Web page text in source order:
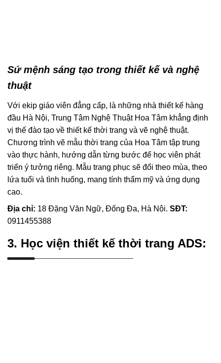
Sứ mệnh sáng tạo trong thiết kế và nghệ
thuật
Với ekip giáo viên đẳng cấp, là những nhà thiết kế hàng
đầu Hà Nội, Trung Tâm Nghệ Thuật Hoa Tâm khẳng định
vị thế đào tạo về thiết kế thời trang và vẽ nghệ thuật.
Chương trình vẽ mẫu thời trang của Hoa Tâm tập trung
vào thực hành, hướng dẫn từng bước để học viên phát
triển ý tưởng riêng. Mẫu trang phục sẽ đổi theo mùa, theo
lứa tuổi và tình huống, mang tính thẩm mỹ và ứng dụng
cao.
Địa chỉ: 18 Đặng Văn Ngữ, Đống Đa, Hà Nội. SĐT:
0911455388
3. Học viện thiết kế thời trang ADS: